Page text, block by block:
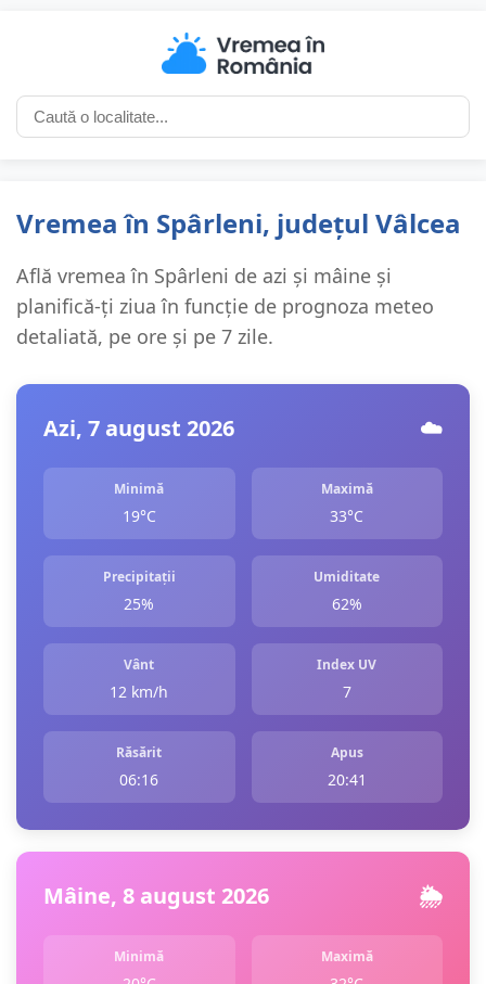
Vremea în Spârleni, județul Vâlcea
Află vremea în Spârleni de azi și mâine și
planifică-ți ziua în funcție de prognoza meteo
detaliată, pe ore și pe 7 zile.
Azi, 7 august 2026 ☁️
Minimă
19°C
Maximă
33°C
Precipitații
25%
Umiditate
62%
Vânt
12 km/h
Index UV
7
Răsărit
06:16
Apus
20:41
Mâine, 8 august 2026 🌦️
Minimă Maximă